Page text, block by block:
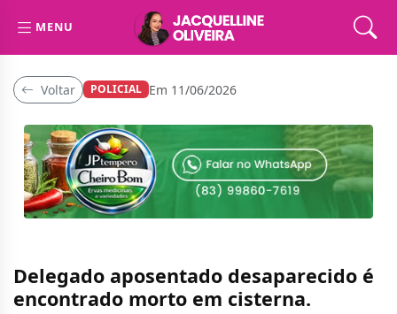
MENU
Voltar POLICIAL Em 11/06/2026
Delegado aposentado desaparecido é
encontrado morto em cisterna.